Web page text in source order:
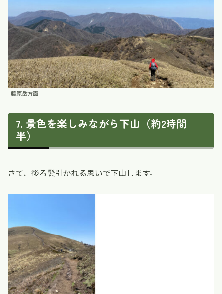
藤原岳方面
景色を楽しみながら下山（約2時間
半）
さて、後ろ髪引かれる思いで下山します。